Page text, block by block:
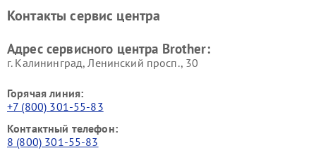
Контакты сервис центра
Адрес сервисного центра Brother:
г. Калининград, Ленинский просп., 30
Горячая линия:
+7 (800) 301-55-83
Контактный телефон:
8 (800) 301-55-83